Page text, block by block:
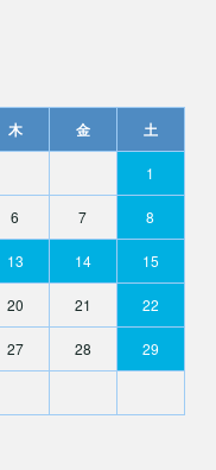
木 金 土
1
6 7 8
13 14 15
20 21 22
27 28 29